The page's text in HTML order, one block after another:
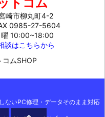
トコム
崎市柳丸町4-2
0985-27-5604
10:00~18:00
談はこちらから
ないPC修理・データそのまま対応